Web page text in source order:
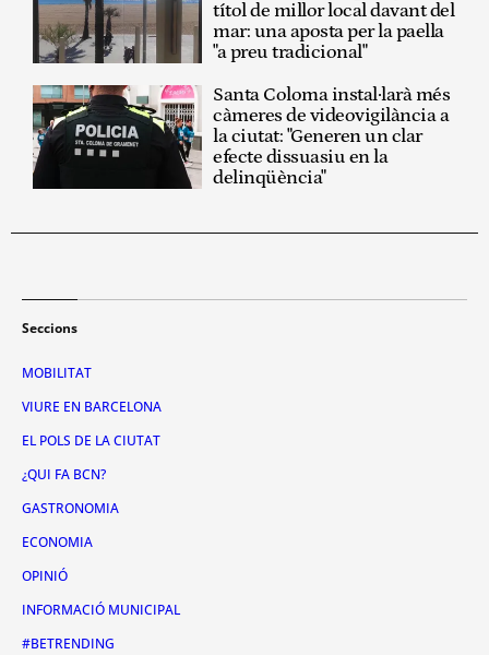
títol de millor local davant del
mar: una aposta per la paella
"a preu tradicional"
Santa Coloma instal·larà més
càmeres de videovigilància a
la ciutat: "Generen un clar
efecte dissuasiu en la
delinqüència"
Seccions
MOBILITAT
VIURE EN BARCELONA
EL POLS DE LA CIUTAT
¿QUI FA BCN?
GASTRONOMIA
ECONOMIA
OPINIÓ
INFORMACIÓ MUNICIPAL
#BETRENDING